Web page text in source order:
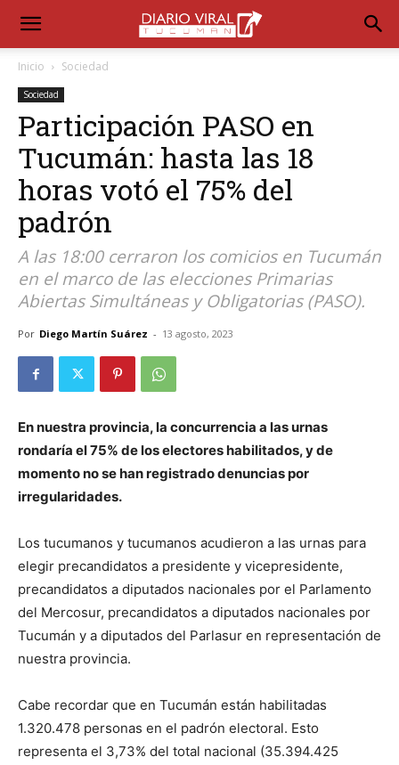
Inicio Sociedad
Sociedad
Participación PASO en
Tucumán: hasta las 18
horas votó el 75% del
padrón
A las 18:00 cerraron los comicios en Tucumán
en el marco de las elecciones Primarias
Abiertas Simultáneas y Obligatorias (PASO).
Por Diego Martín Suárez - 13 agosto, 2023
En nuestra provincia, la concurrencia a las urnas
rondaría el 75% de los electores habilitados, y de
momento no se han registrado denuncias por
irregularidades.
Los tucumanos y tucumanos acudieron a las urnas para
elegir precandidatos a presidente y vicepresidente,
precandidatos a diputados nacionales por el Parlamento
del Mercosur, precandidatos a diputados nacionales por
Tucumán y a diputados del Parlasur en representación de
nuestra provincia.
Cabe recordar que en Tucumán están habilitadas
1.320.478 personas en el padrón electoral. Esto
representa el 3,73% del total nacional (35.394.425